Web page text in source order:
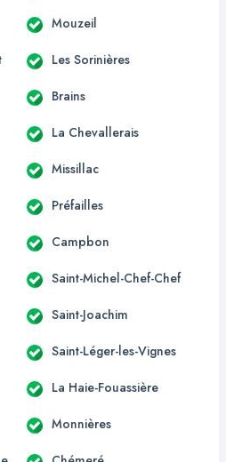
Mouzeil
Les Sorinières
Brains
La Chevallerais
Missillac
Préfailles
Campbon
Saint-Michel-Chef-Chef
Saint-Joachim
Saint-Léger-les-Vignes
La Haie-Fouassière
Monnières